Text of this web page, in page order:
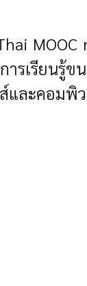
ารเรียนรู้
และคอมพิ